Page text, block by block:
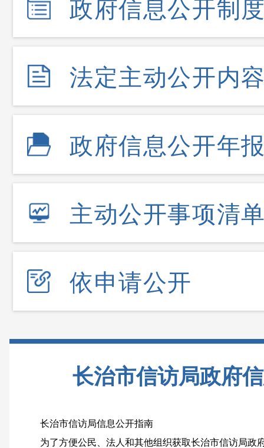
政府信息公开制
法定主动公开内
政府信息公开年
主动公开事项清
依申请公开
长治市信访局政府
长治市信访局信息公开指南
为了方便公民、法人和其他组织获取长治市信访局政